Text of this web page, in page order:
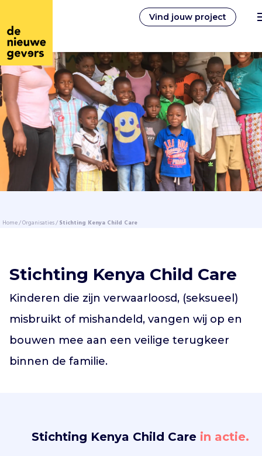
Vind jouw project
Nederlands
Vrijwilligerswerk
Vrijwilligers vinden
Over ons
Vind jouw project
Home/Organisaties/Stichting Kenya Child Care
Stichting Kenya Child Care
Kinderen die zijn verwaarloosd, (seksueel)
misbruikt of mishandeld, vangen wij op en
bouwen mee aan een veilige terugkeer
binnen de familie.
Stichting Kenya Child Care in actie.